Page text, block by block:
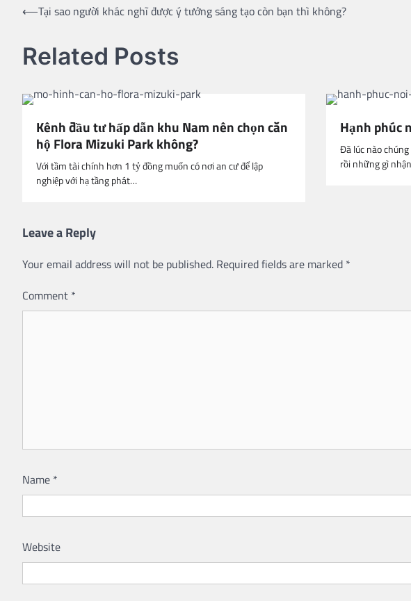
Post
⟵Tại sao người khác nghĩ được ý tưởng sáng tạo còn bạn thì không?
Related Posts
Kênh đầu tư hấp dẫn khu Nam nên chọn căn
hộ Flora Mizuki Park không?
Với tầm tài chính hơn 1 tỷ đồng muốn có nơi an cư để lập
nghiệp với hạ tầng phát…
Hạnh phúc
Đã lúc nào
rồi những gì
Leave a Reply
Your email address will not be published. Required fields are marked *
Comment *
Name *
Website